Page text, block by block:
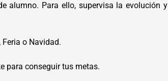
alumno. Para ello, supervisa la evolución y
o Navidad.
para conseguir tus metas.